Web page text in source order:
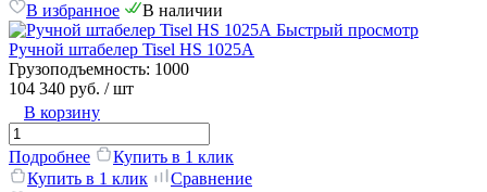
В избранное
В наличии
Быстрый просмотр
Ручной штабелер Tisel HS 1025А
Грузоподъемность: 1000
104 340 руб. / шт
В корзину
Подробнее
Купить в 1 клик
Купить в 1 клик
Сравнение